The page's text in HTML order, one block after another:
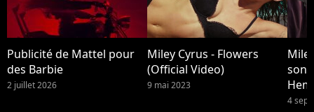
Publicité de Mattel pour
des Barbie
2 juillet 2026
Miley Cyrus - Flowers
(Official Video)
9 mai 2023
son
4